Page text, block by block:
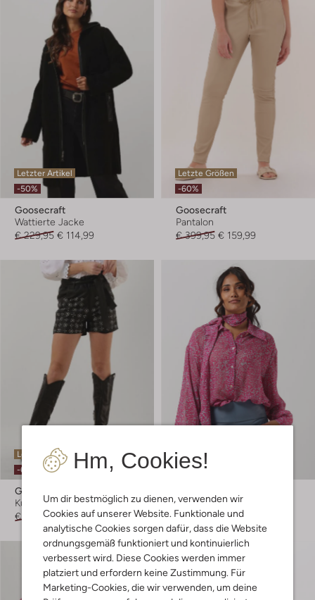
Hm, Cookies!
Um dir bestmöglich zu dienen, verwenden wir
Cookies auf unserer Website. Funktionale und
analytische Cookies sorgen dafür, dass die Website
ordnungsgemäß funktioniert und kontinuierlich
verbessert wird. Diese Cookies werden immer
platziert und erfordern keine Zustimmung. Für
Marketing-Cookies, die wir verwenden, um deine
Letzter Artikel
-50%
Goosecraft
Wattierte Jacke
€ 229,95 € 114,99
Letzte Größen
-60%
Goosecraft
Pantalon
€ 399,95 € 159,99
Letzter Artikel
-60%
Goosecraft
Kurze Hose
€ 259,95 € 103,99
Letzte Größen
-60%
Bluse
€ 149,95 € 59,99